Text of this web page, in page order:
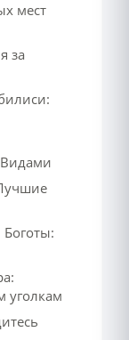
мест
за
уголкам